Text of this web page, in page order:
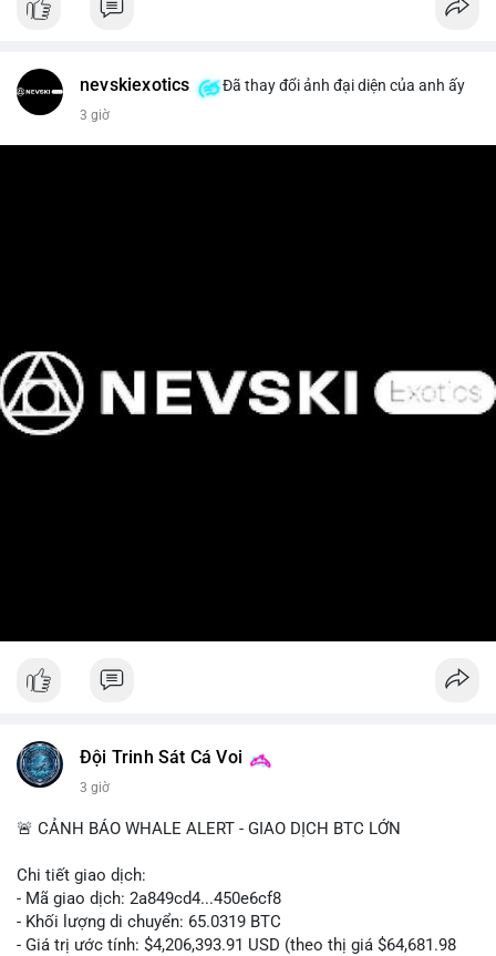
nevskiexotics Đã thay đổi ảnh đại diện của anh ấy
3 giờ
Đội Trinh Sát Cá Voi
3 giờ
🚨 CẢNH BÁO WHALE ALERT - GIAO DỊCH BTC LỚN
Chi tiết giao dịch:
- Mã giao dịch: 2a849cd4...450e6cf8
- Khối lượng di chuyển: 65.0319 BTC
- Giá trị ước tính: $4,206,393.91 USD (theo thị giá $64,681.98